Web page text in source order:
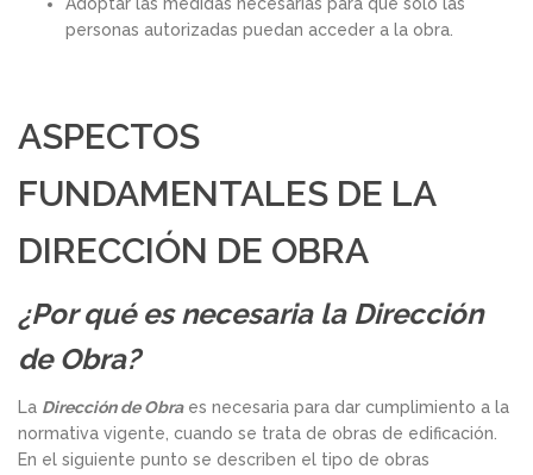
personas autorizadas puedan acceder a la obra.
ASPECTOS
FUNDAMENTALES DE LA
DIRECCIÓN DE OBRA
¿Por qué es necesaria la Dirección
de Obra?
La Dirección de Obraes necesaria para dar cumplimiento a la
normativa vigente, cuando se trata de obras de edificación.
En el siguiente punto se describen el tipo de obras